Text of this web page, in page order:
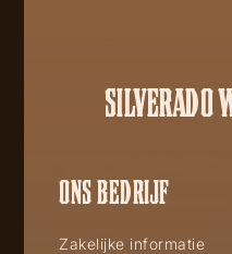
SILVERADO
ONS BEDRIJF
Zakelijke informatie